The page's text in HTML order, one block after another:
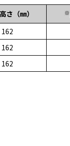
さ（㎜） ※
162
162
162